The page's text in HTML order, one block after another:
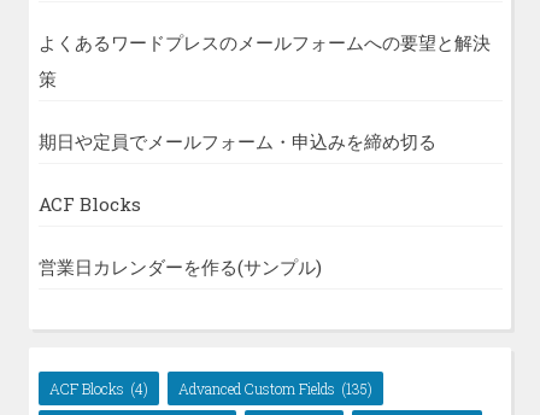
よくあるワードプレスのメールフォームへの要望と解決
策
期日や定員でメールフォーム・申込みを締め切る
ACF Blocks
営業日カレンダーを作る(サンプル)
ACF Blocks (4) Advanced Custom Fields (135)